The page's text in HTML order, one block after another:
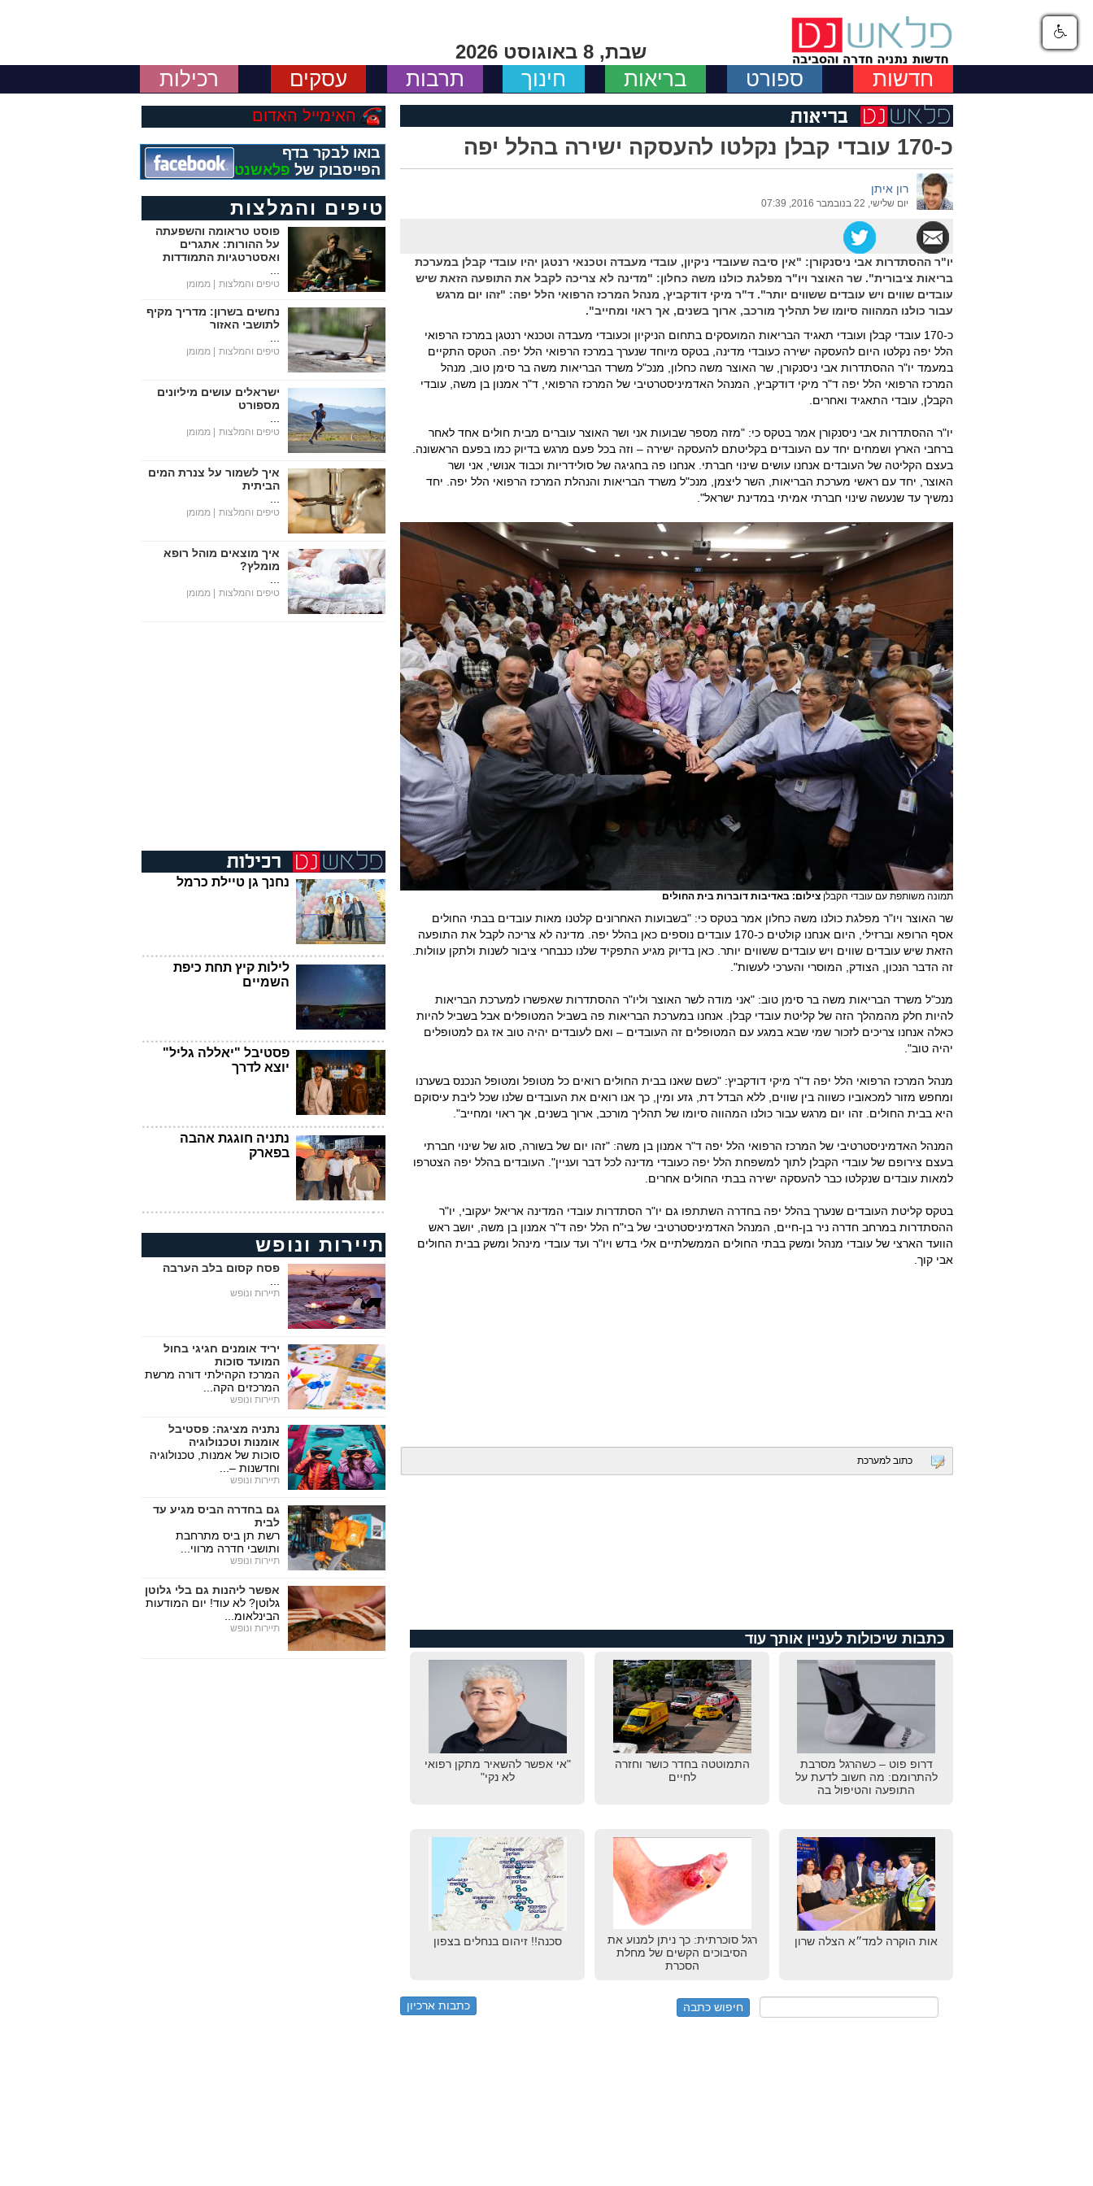
שבת, 8 באוגוסט 2026
חדשות ספורט בריאות חינוך תרבות עסקים רכילות
כ-170 עובדי קבלן נקלטו להעסקה ישירה בהלל יפה
רון איתן
יום שלישי, 22 בנובמבר 2016, 07:39
יו"ר ההסתדרות אבי ניסנקורן: "אין סיבה שעובדי ניקיון, עובדי מעבדה וטכנאי רנטגן יהיו עובדי קבלן במערכת
בריאות ציבורית". שר האוצר ויו"ר מפלגת כולנו משה כחלון: "מדינה לא צריכה לקבל את התופעה הזאת שיש
עובדים שווים ויש עובדים ששווים יותר". ד"ר מיקי דודקביץ, מנהל המרכז הרפואי הלל יפה: "זהו יום מרגש
עבור כולנו המהווה סיומו של תהליך מורכב, ארוך בשנים, אך ראוי ומחייב".
כ-170 עובדי קבלן ועובדי תאגיד הבריאות המועסקים בתחום הניקיון וכעובדי מעבדה וטכנאי רנטגן במרכז הרפואי
הלל יפה נקלטו היום להעסקה ישירה כעובדי מדינה, בטקס מיוחד שנערך במרכז הרפואי הלל יפה. הטקס התקיים
במעמד יו"ר ההסתדרות אבי ניסנקורן, שר האוצר משה כחלון, מנכ"ל משרד הבריאות משה בר סימן טוב, מנהל
המרכז הרפואי הלל יפה ד"ר מיקי דודקביץ, המנהל האדמיניסטרטיבי של המרכז הרפואי, ד"ר אמנון בן משה, עובדי
הקבלן, עובדי התאגיד ואחרים.
יו"ר ההסתדרות אבי ניסנקורן אמר בטקס כי: "מזה מספר שבועות אני ושר האוצר עוברים מבית חולים אחד לאחר
ברחבי הארץ ושמחים יחד עם העובדים בקליטתם להעסקה ישירה – וזה בכל פעם מרגש בדיוק כמו בפעם הראשונה.
בעצם הקליטה של העובדים אנחנו עושים שינוי חברתי. אנחנו פה בחגיגה של סולידריות וכבוד אנושי, אני ושר
האוצר, יחד עם ראשי מערכת הבריאות, השר ליצמן, מנכ"ל משרד הבריאות והנהלת המרכז הרפואי הלל יפה. יחד
נמשיך עד שנעשה שינוי חברתי אמיתי במדינת ישראל".
תמונה משותפת עם עובדי הקבלן צילום: באדיבות דוברות בית החולים
שר האוצר ויו"ר מפלגת כולנו משה כחלון אמר בטקס כי: "בשבועות האחרונים קלטנו מאות עובדים בבתי החולים
אסף הרופא וברזילי, היום אנחנו קולטים כ-170 עובדים נוספים כאן בהלל יפה. מדינה לא צריכה לקבל את התופעה
הזאת שיש עובדים שווים ויש עובדים ששווים יותר. כאן בדיוק מגיע התפקיד שלנו כנבחרי ציבור לשנות ולתקן עוולות.
זה הדבר הנכון, הצודק, המוסרי והערכי לעשות".
מנכ"ל משרד הבריאות משה בר סימן טוב: "אני מודה לשר האוצר וליו"ר ההסתדרות שאפשרו למערכת הבריאות
להיות חלק מהמהלך הזה של קליטת עובדי קבלן. אנחנו במערכת הבריאות פה בשביל המטופלים אבל בשביל להיות
כאלה אנחנו צריכים לזכור שמי שבא במגע עם המטופלים זה העובדים – ואם לעובדים יהיה טוב אז גם למטופלים
יהיה טוב".
מנהל המרכז הרפואי הלל יפה ד"ר מיקי דודקביץ: "כשם שאנו בבית החולים רואים כל מטופל ומטופל הנכנס בשערנו
ומחפש מזור למכאוביו כשווה בין שווים, ללא הבדל דת, גזע ומין, כך אנו רואים את העובדים שלנו שכל ליבת עיסוקם
היא בבית החולים. זהו יום מרגש עבור כולנו המהווה סיומו של תהליך מורכב, ארוך בשנים, אך ראוי ומחייב".
המנהל האדמיניסטרטיבי של המרכז הרפואי הלל יפה ד"ר אמנון בן משה: "זהו יום של בשורה, סוג של שינוי חברתי
בעצם צירופם של עובדי הקבלן לתוך למשפחת הלל יפה כעובדי מדינה לכל דבר ועניין". העובדים בהלל יפה הצטרפו
למאות עובדים שנקלטו כבר להעסקה ישירה בבתי החולים אחרים.
בטקס קליטת העובדים שנערך בהלל יפה בחדרה השתתפו גם יו"ר הסתדרות עובדי המדינה אריאל יעקובי, יו"ר
ההסתדרות במרחב חדרה ניר בן-חיים, המנהל האדמיניסטרטיבי של בי"ח הלל יפה ד"ר אמנון בן משה, יושב ראש
הוועד הארצי של עובדי מנהל ומשק בבתי החולים הממשלתיים אלי בדש ויו"ר ועד עובדי מינהל ומשק בבית החולים
אבי קוך.
כתוב למערכת
כתבות שיכולות לעניין אותך עוד
דרופ פוט – כשהרגל מסרבת
להתרומם: מה חשוב לדעת על
התופעה והטיפול בה
התמוטטה בחדר כושר וחזרה
לחיים
"אי אפשר להשאיר מתקן רפואי
לא נקי"
אות הוקרה למד״א הצלה שרון
רגל סוכרתית: כך ניתן למנוע את
הסיבוכים הקשים של מחלת
הסכרת
סכנה!! זיהום בנחלים בצפון
כתבות ארכיון
האימייל האדום
בואו לבקר בדף
הפייסבוק של פלאשנט
טיפים והמלצות
פוסט טראומה והשפעתה
על ההורות: אתגרים
ואסטרטגיות התמודדות
טיפים והמלצות | ממומן
נחשים בשרון: מדריך מקיף
לתושבי האזור
טיפים והמלצות | ממומן
ישראלים עושים מיליונים
מספורט
טיפים והמלצות | ממומן
איך לשמור על צנרת המים
הביתית
טיפים והמלצות | ממומן
איך מוצאים מוהל רופא
מומלץ?
טיפים והמלצות | ממומן
נחנך גן טיילת כרמל
לילות קיץ תחת כיפת
השמיים
פסטיבל "יאללה גליל"
יוצא לדרך
נתניה חוגגת אהבה
בפארק
תיירות ונופש
פסח קסום בלב הערבה
תיירות ונופש
יריד אומנים חגיגי בחול
המועד סוכות
המרכז הקהילתי דורה מרשת
המרכזים הקה...
תיירות ונופש
נתניה מציגה: פסטיבל
אומנות וטכנולוגיה
סוכות של אמנות, טכנולוגיה
וחדשנות –...
תיירות ונופש
גם בחדרה הביס מגיע עד
לבית
רשת תן ביס מתרחבת
ותושבי חדרה מרווי...
תיירות ונופש
אפשר ליהנות גם בלי גלוטן
גלוטן? לא עוד! יום המודעות
הבינלאומ...
תיירות ונופש